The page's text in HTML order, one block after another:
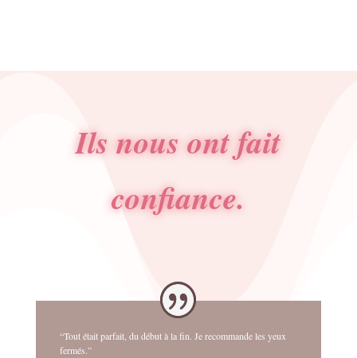
Ils nous ont fait
confiance.
“Tout était parfait, du début à la fin. Je recommande les yeux
fermés.”